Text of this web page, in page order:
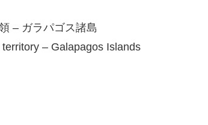
– ガラパゴス諸島
– Galapagos Islands